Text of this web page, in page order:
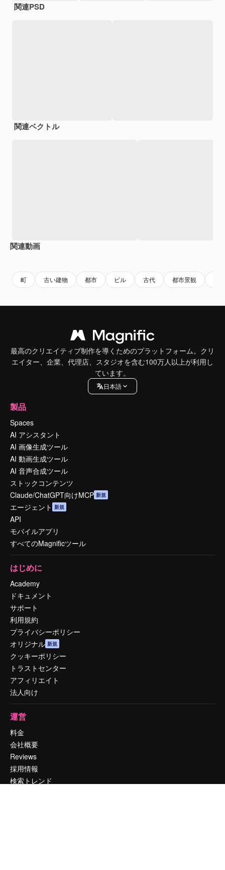
関連PSD
関連ベクトル
関連動画
町 古い建物 都市 ビル 古代 都市景観
最高のクリエイティブ制作を導くためのプラットフォーム。クリ
エイター、企業、代理店、スタジオを含む100万人以上が利用し
ています。
日本語
製品
Spaces
AI アシスタント
AI 画像生成ツール
AI 動画生成ツール
AI 音声合成ツール
ストックコンテンツ
Claude/ChatGPT向けMCP 新規
エージェント 新規
API
モバイルアプリ
すべてのMagnificツール
はじめに
Academy
ドキュメント
サポート
利用規約
プライバシーポリシー
オリジナル 新規
クッキーポリシー
トラストセンター
アフィリエイト
法人向け
運営
料金
会社概要
Reviews
採用情報
検索トレンド